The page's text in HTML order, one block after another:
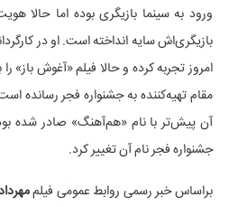
ورود به سینما بازیگری بوده اما حالا
بازیگری‌اش سایه انداخته است. او در
امروز تجربه کرده و حالا فیلم «آغوش باز»
مقام تهیه‌کننده به جشنواره فجر رسانده
آن پیش‌تر با نام «هم‌آهنگ» صادر شده
جشنواره فجر نام آن تغییر کرد.
براساس خبر رسمی روابط عمومی فیلم